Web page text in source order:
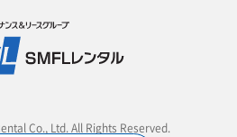
Co., Ltd. All Rights Reserved.